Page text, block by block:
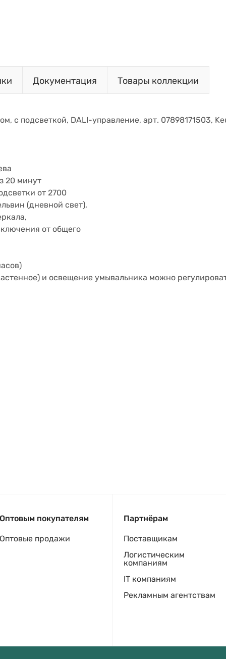
Документация Товары коллекции
с подсветкой, DALI-управление, арт. 07898171503,
20 минут
от 2700
(дневной свет),
от общего
и освещение умывальника можно
Оптовым покупателям
Оптовые продажи
Партнёрам
Поставщикам
Логистическим
компаниям
IT компаниям
Рекламным агентствам